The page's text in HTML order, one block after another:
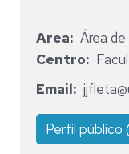
Area
Área
Centro
Email
Perfil público